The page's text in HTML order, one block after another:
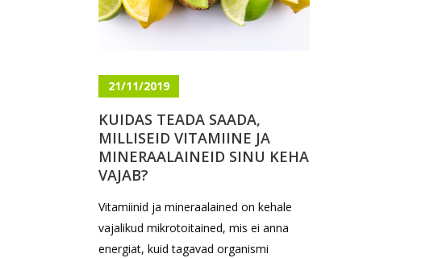
21/11/2019
KUIDAS TEADA SAADA,
MILLISEID VITAMIINE JA
MINERAALAINEID SINU KEHA
VAJAB?
Vitamiinid ja mineraalained on kehale
vajalikud mikrotoitained, mis ei anna
energiat, kuid tagavad organismi